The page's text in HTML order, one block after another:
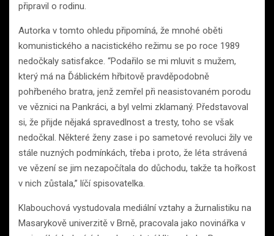
připravil o rodinu.
Autorka v tomto ohledu připomíná, že mnohé oběti
komunistického a nacistického režimu se po roce 1989
nedočkaly satisfakce. “Podařilo se mi mluvit s mužem,
který má na Ďáblickém hřbitově pravděpodobně
pohřbeného bratra, jenž zemřel při neasistovaném porodu
ve věznici na Pankráci, a byl velmi zklamaný. Představoval
si, že přijde nějaká spravedlnost a tresty, toho se však
nedočkal. Některé ženy zase i po sametové revoluci žily ve
stále nuzných podmínkách, třeba i proto, že léta strávená
ve vězení se jim nezapočítala do důchodu, takže ta hořkost
v nich zůstala,” líčí spisovatelka.
Klabouchová vystudovala mediální vztahy a žurnalistiku na
Masarykově univerzitě v Brně, pracovala jako novinářka v